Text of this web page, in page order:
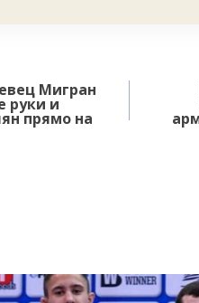
Мигран
руки и
прямо на